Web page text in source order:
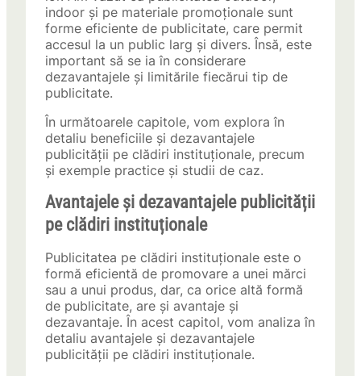
indoor și pe materiale promoționale sunt
forme eficiente de publicitate, care permit
accesul la un public larg și divers. Însă, este
important să se ia în considerare
dezavantajele și limitările fiecărui tip de
publicitate.
În următoarele capitole, vom explora în
detaliu beneficiile și dezavantajele
publicității pe clădiri instituționale, precum
și exemple practice și studii de caz.
Avantajele și dezavantajele publicității
pe clădiri instituționale
Publicitatea pe clădiri instituționale este o
formă eficientă de promovare a unei mărci
sau a unui produs, dar, ca orice altă formă
de publicitate, are și avantaje și
dezavantaje. În acest capitol, vom analiza în
detaliu avantajele și dezavantajele
publicității pe clădiri instituționale.